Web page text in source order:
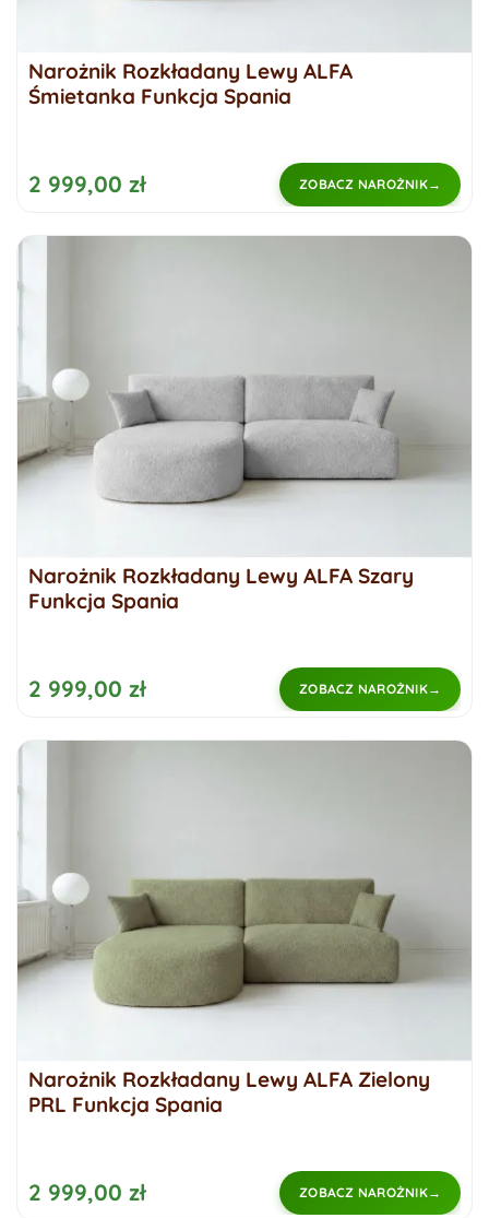
Narożnik Rozkładany Lewy ALFA
Śmietanka Funkcja Spania
2 999,00 zł ZOBACZ NAROŻNIK
Narożnik Rozkładany Lewy ALFA Szary
Funkcja Spania
2 999,00 zł ZOBACZ NAROŻNIK
Narożnik Rozkładany Lewy ALFA Zielony
PRL Funkcja Spania
2 999,00 zł ZOBACZ NAROŻNIK